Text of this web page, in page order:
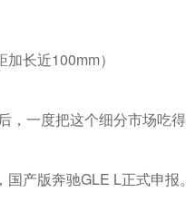
长近100mm）
，一度把这个细分市场吃得
产版奔驰GLE L正式申报。